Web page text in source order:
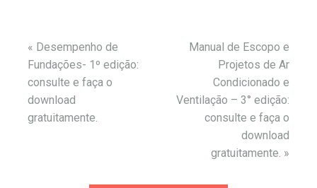
« Desempenho de
Fundações- 1º edição:
consulte e faça o
download
gratuitamente.
Manual de Escopo e
Projetos de Ar
Condicionado e
Ventilação – 3° edição:
consulte e faça o
download
gratuitamente. »